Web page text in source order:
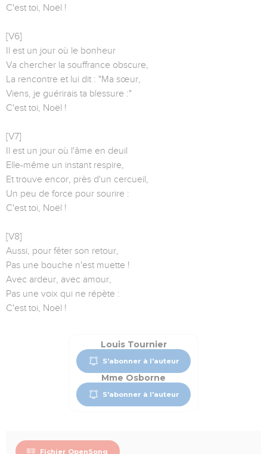
C'est toi, Noël !
[V6]
Il est un jour où le bonheur
Va chercher la souffrance obscure,
La rencontre et lui dit : "Ma sœur,
Viens, je guérirais ta blessure :"
C'est toi, Noël !
[V7]
Il est un jour où l'âme en deuil
Elle-même un instant respire,
Et trouve encor, près d'un cercueil,
Un peu de force pour sourire :
C'est toi, Noël !
[V8]
Aussi, pour fêter son retour,
Pas une bouche n'est muette !
Avec ardeur, avec amour,
Pas une voix qui ne répète :
C'est toi, Noël !
Louis Tournier
S'abonner à l'auteur
Mme Osborne
S'abonner à l'auteur
Fichier OpenSong